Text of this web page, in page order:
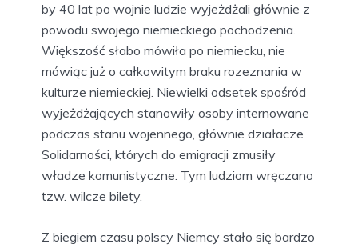
by 40 lat po wojnie ludzie wyjeżdżali głównie z
powodu swojego niemieckiego pochodzenia.
Większość słabo mówiła po niemiecku, nie
mówiąc już o całkowitym braku rozeznania w
kulturze niemieckiej. Niewielki odsetek spośród
wyjeżdżających stanowiły osoby internowane
podczas stanu wojennego, głównie działacze
Solidarności, których do emigracji zmusiły
władze komunistyczne. Tym ludziom wręczano
tzw. wilcze bilety.
Z biegiem czasu polscy Niemcy stało się bardzo